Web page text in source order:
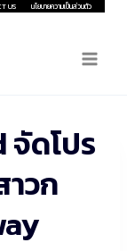
US นโยบายความเป็นส่วนตัว
ดโปร
าวก